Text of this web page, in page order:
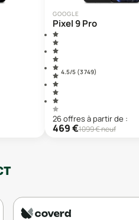
GOOGLE
Pixel 9 Pro
4.5/5 (3 749)
26offresà partir de :
469€1099€ neuf